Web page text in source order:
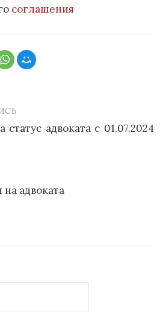
соглашения
адвоката с 01.07.2024
на адвоката